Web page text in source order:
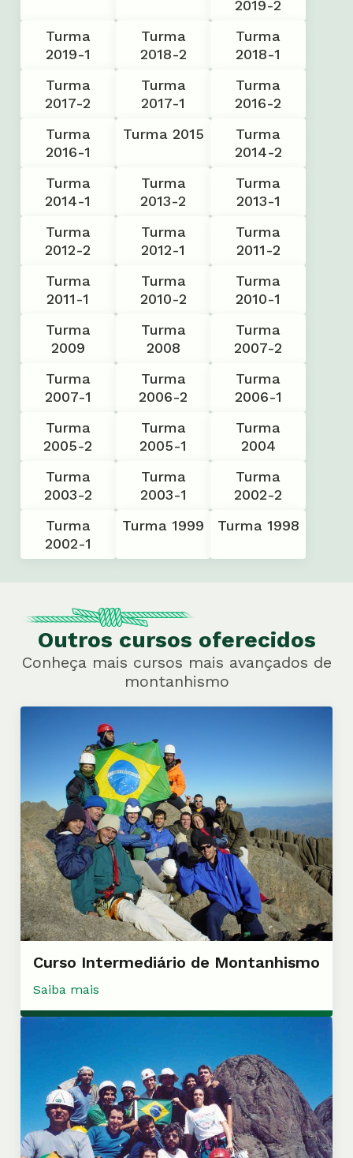
2019-2
Turma
2019-1
Turma
2018-2
Turma
2018-1
Turma
2017-2
Turma
2017-1
Turma
2016-2
Turma
2016-1
Turma 2015
Turma
2014-2
Turma
2014-1
Turma
2013-2
Turma
2013-1
Turma
2012-2
Turma
2012-1
Turma
2011-2
Turma
2011-1
Turma
2010-2
Turma
2010-1
Turma
2009
Turma
2008
Turma
2007-2
Turma
2007-1
Turma
2006-2
Turma
2006-1
Turma
2005-2
Turma
2005-1
Turma
2004
Turma
2003-2
Turma
2003-1
Turma
2002-2
Turma
2002-1
Turma 1999 Turma 1998
Outros cursos oferecidos
Conheça mais cursos mais avançados de
montanhismo
Curso Intermediário de Montanhismo
Saiba mais